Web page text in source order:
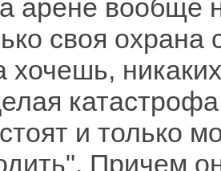
арене вообще
своя охрана
хочешь,
и только
Причем